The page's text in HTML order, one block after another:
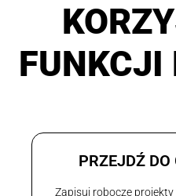
FUNKCJI
PRZEJDŹ DO
Zapisuj robocze